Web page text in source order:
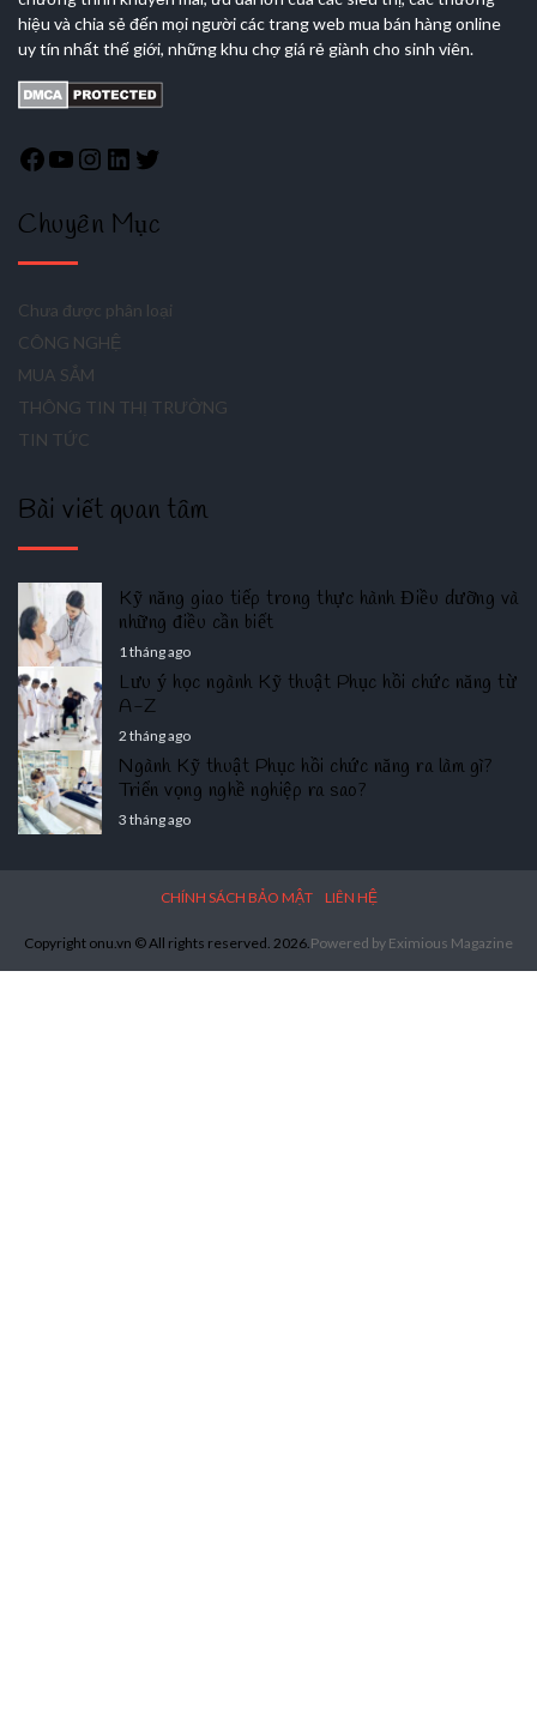
hiệu và chia sẻ đến mọi người các trang web mua bán hàng online
uy tín nhất thế giới, những khu chợ giá rẻ giành cho sinh viên.
Chuyên Mục
Chưa được phân loại
CÔNG NGHỆ
MUA SẮM
THÔNG TIN THỊ TRƯỜNG
TIN TỨC
Bài viết quan tâm
Kỹ năng giao tiếp trong thực hành Điều dưỡng và
những điều cần biết
1 tháng ago
Lưu ý học ngành Kỹ thuật Phục hồi chức năng từ
A-Z
2 tháng ago
Ngành Kỹ thuật Phục hồi chức năng ra làm gì?
Triển vọng nghề nghiệp ra sao?
3 tháng ago
Copyright onu.vn © All rights reserved. 2026.Powered by Eximious Magazine
CHÍNH SÁCH BẢO MẬT LIÊN HỆ